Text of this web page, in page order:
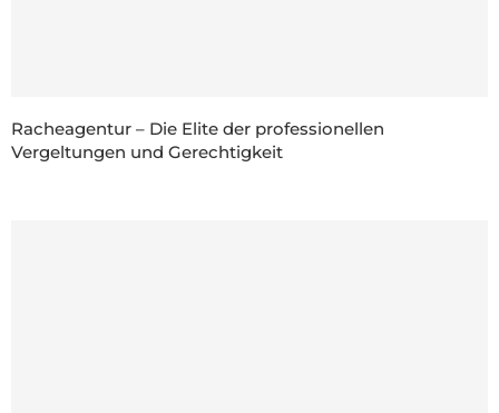
Racheagentur – Die Elite der professionellen
Vergeltungen und Gerechtigkeit